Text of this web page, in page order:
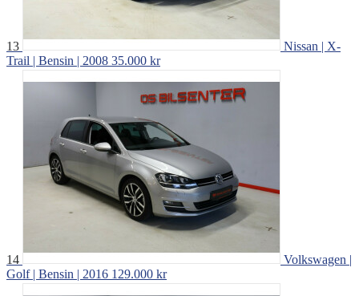
13
Nissan | X-
Trail | Bensin | 2008 35.000 kr
14
Volkswagen |
Golf | Bensin | 2016 129.000 kr